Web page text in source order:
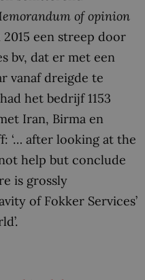
of opinion
een streep door
bv, dat er met een
vanaf dreigde te
het bedrijf 1153
Iran, Birma en
‘… after looking at the
help but conclude
is grossly
of Fokker Services’